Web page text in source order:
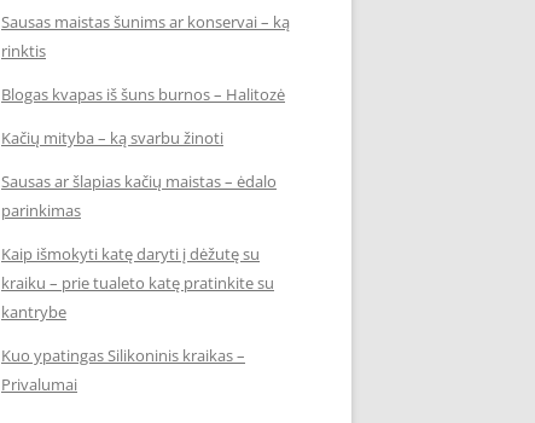
Sausas maistas šunims ar konservai – ką
rinktis
Blogas kvapas iš šuns burnos – Halitozė
Kačių mityba – ką svarbu žinoti
Sausas ar šlapias kačių maistas – ėdalo
parinkimas
Kaip išmokyti katę daryti į dėžutę su
kraiku – prie tualeto katę pratinkite su
kantrybe
Kuo ypatingas Silikoninis kraikas –
Privalumai